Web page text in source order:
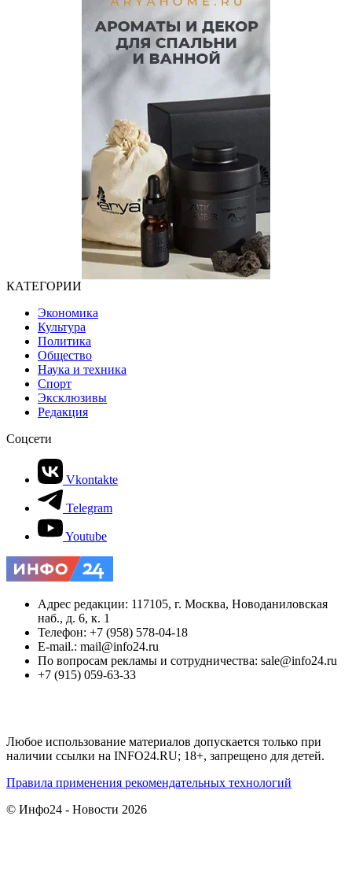
КАТЕГОРИИ
Экономика
Культура
Политика
Общество
Наука и техника
Спорт
Эксклюзивы
Редакция
Соцсети
Vkontakte
Telegram
Youtube
Адрес редакции: 117105, г. Москва, Новоданиловская
наб., д. 6, к. 1
Телефон: +7 (958) 578-04-18
E-mail.: mail@info24.ru
По вопросам рекламы и сотрудничества: sale@info24.ru
+7 (915) 059-63-33
Любое использование материалов допускается только при
наличии ссылки на INFO24.RU; 18+, запрещено для детей.
Правила применения рекомендательных технологий
© Инфо24 - Новости 2026